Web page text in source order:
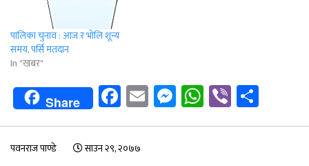
पालिका चुनाव : आज र भोलि शून्य
समय, पर्सि मतदान
In "खबर"
Share Facebook
EmailMessenger
WhatsApp
Viber
पवनराज पाण्डे साउन २९, २०७७